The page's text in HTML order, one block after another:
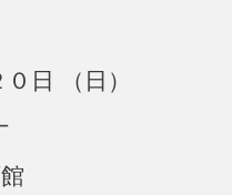
日 （日）